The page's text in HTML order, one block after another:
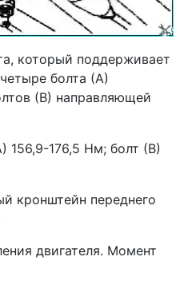
который поддерживает
болта (А)
(В) направляющей
156,9-176,5 Нм; болт (В)
кронштейн переднего
двигателя. Момент